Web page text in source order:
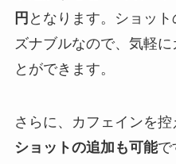
円 となります。ショッ
ズナブルなので、気軽
とができます。
さらに、カフェインを
ショットの追加も可能で